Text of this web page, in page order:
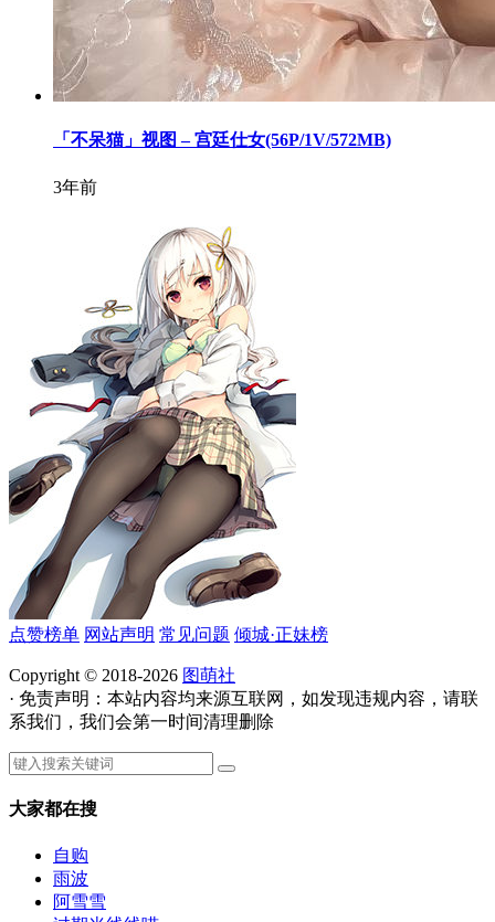
「不呆猫」视图 – 宫廷仕女(56P/1V/572MB)
3年前
点赞榜单 网站声明 常见问题 倾城·正妹榜
Copyright © 2018-2026 图萌社
· 免责声明：本站内容均来源互联网，如发现违规内容，请联
系我们，我们会第一时间清理删除
大家都在搜
自购
雨波
阿雪雪